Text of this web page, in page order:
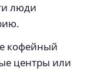
люди
кофейный
центры или